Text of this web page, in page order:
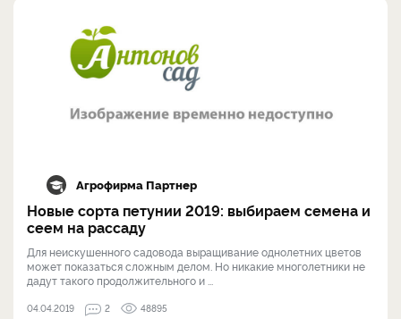
Агрофирма Партнер
Новые сорта петунии 2019: выбираем семена и
сеем на рассаду
Для неискушенного садовода выращивание однолетних цветов
может показаться сложным делом. Но никакие многолетники не
дадут такого продолжительного и ...
04.04.2019 2 48895